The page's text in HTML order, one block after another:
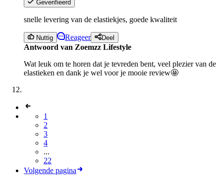
Geverifieerd
snelle levering van de elastiekjes, goede kwaliteit
Nuttig Reageer Deel
Antwoord van Zoemzz Lifestyle
Wat leuk om te horen dat je tevreden bent, veel plezier van de
elastieken en dank je wel voor je mooie review🤩
1
2
3
4
...
22
Volgende pagina